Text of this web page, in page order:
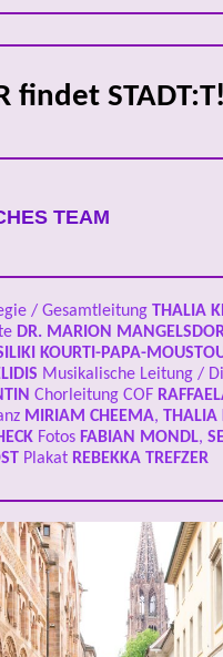
findet STADT:T!
TEAM
/ Gesamtleitung THALIA
DR. MARION
KOURTI-PAPA-
Musikalische Leitung /
Chorleitung COF
MIRIAM CHEEMA, THALIA
Fotos FABIAN MONDL,
Plakat REBEKKA TREFZER